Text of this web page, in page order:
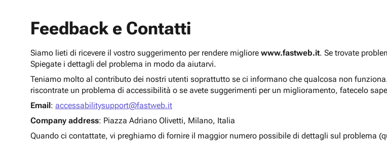
Feedback e Contatti
Siamo lieti di ricevere il vostro suggerimento per rendere migliore www.fastweb.it. Se trovate
Spiegate i dettagli del problema in modo da aiutarvi.
Teniamo molto al contributo dei nostri utenti soprattutto se ci informano che qualcosa non
riscontrate un problema di accessibilità o se avete suggerimenti per un miglioramento, fatecelo
Email: accessabilitysupport@fastweb.it
Company address: Piazza Adriano Olivetti, Milano, Italia
Quando ci contattate, vi preghiamo di fornire il maggior numero possibile di dettagli sul problema